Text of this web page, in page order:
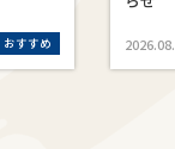
おすすめ